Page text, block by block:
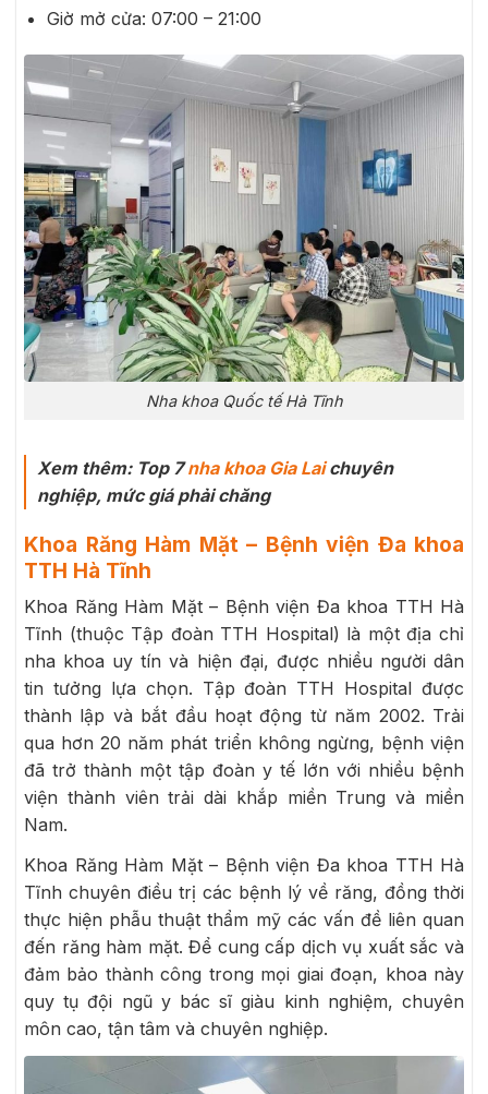
Giờ mở cửa: 07:00 – 21:00
Nha khoa Quốc tế Hà Tĩnh
Xem thêm: Top 7nha khoa Gia Laichuyên
nghiệp, mức giá phải chăng
Khoa Răng Hàm Mặt – Bệnh viện Đa khoa
TTH Hà Tĩnh
Khoa Răng Hàm Mặt – Bệnh viện Đa khoa TTH Hà
Tĩnh (thuộc Tập đoàn TTH Hospital) là một địa chỉ
nha khoa uy tín và hiện đại, được nhiều người dân
tin tưởng lựa chọn. Tập đoàn TTH Hospital được
thành lập và bắt đầu hoạt động từ năm 2002. Trải
qua hơn 20 năm phát triển không ngừng, bệnh viện
đã trở thành một tập đoàn y tế lớn với nhiều bệnh
viện thành viên trải dài khắp miền Trung và miền
Nam.
Khoa Răng Hàm Mặt – Bệnh viện Đa khoa TTH Hà
Tĩnh chuyên điều trị các bệnh lý về răng, đồng thời
thực hiện phẫu thuật thẩm mỹ các vấn đề liên quan
đến răng hàm mặt. Để cung cấp dịch vụ xuất sắc và
đảm bảo thành công trong mọi giai đoạn, khoa này
quy tụ đội ngũ y bác sĩ giàu kinh nghiệm, chuyên
môn cao, tận tâm và chuyên nghiệp.